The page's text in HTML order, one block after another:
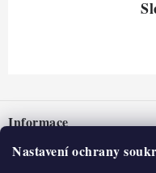
Nastavení ochrany
pInformace
Nepřevzetí zásilky na dobírku
O nás